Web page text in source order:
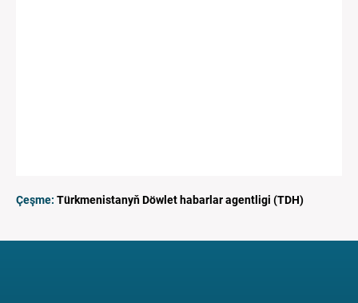
Çeşme: Türkmenistanyň Döwlet habarlar agentligi (TDH)